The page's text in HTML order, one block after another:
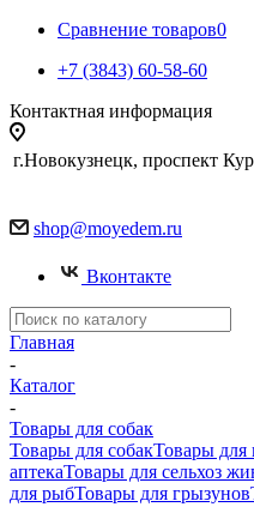
Сравнение товаров0
+7 (3843) 60-58-60
Контактная информация
г.Новокузнецк, проспект
shop@moyedem.ru
Вконтакте
Главная
-
Каталог
-
Товары для собак
Товары для собакТовары для
аптекаТовары для сельхоз
для рыбТовары для грызунов